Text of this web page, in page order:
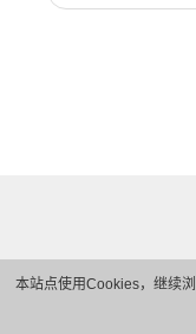
本站点使用Cookies，继续